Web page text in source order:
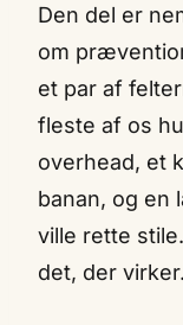
Den del er
om
et par af
fleste af os
overhead, et
banan, og en
ville rette
det, der virker.